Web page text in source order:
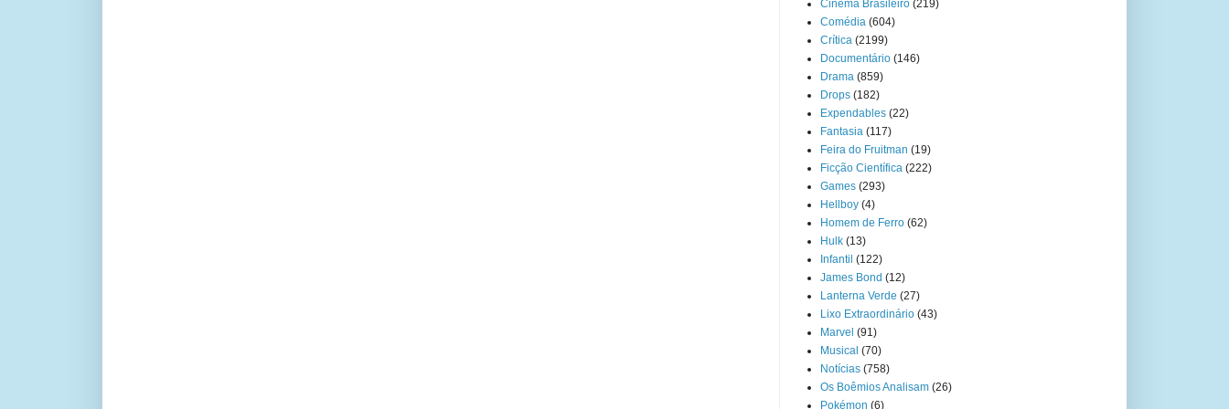
Cinema Brasileiro (219)
Comédia (604)
Crítica (2199)
Documentário (146)
Drama (859)
Drops (182)
Expendables (22)
Fantasia (117)
Feira do Fruitman (19)
Ficção Científica (222)
Games (293)
Hellboy (4)
Homem de Ferro (62)
Hulk (13)
Infantil (122)
James Bond (12)
Lanterna Verde (27)
Lixo Extraordinário (43)
Marvel (91)
Musical (70)
Notícias (758)
Os Boêmios Analisam (26)
Pokémon (6)